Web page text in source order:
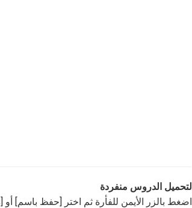
لتحميل الدروس منفردة
اضغط بالزر الأيمن للفأرة ثم اختر [حفظ باسم] أو [save as] أو [enregistrer sous]